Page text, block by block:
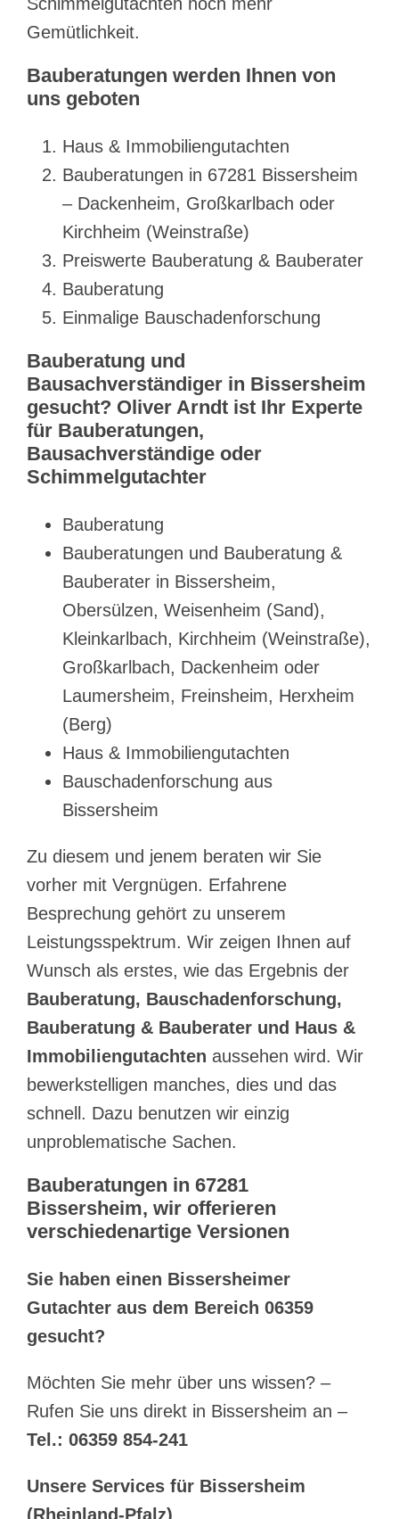
Gemütlichkeit.
Bauberatungen werden Ihnen von
uns geboten
Haus & Immobiliengutachten
Bauberatungen in 67281 Bissersheim
– Dackenheim, Großkarlbach oder
Kirchheim (Weinstraße)
Preiswerte Bauberatung & Bauberater
Bauberatung
Einmalige Bauschadenforschung
Bauberatung und
Bausachverständiger in Bissersheim
gesucht? Oliver Arndt ist Ihr Experte
für Bauberatungen,
Bausachverständige oder
Schimmelgutachter
Bauberatung
Bauberatungen und Bauberatung &
Bauberater in Bissersheim,
Obersülzen, Weisenheim (Sand),
Kleinkarlbach, Kirchheim (Weinstraße),
Großkarlbach, Dackenheim oder
Laumersheim, Freinsheim, Herxheim
(Berg)
Haus & Immobiliengutachten
Bauschadenforschung aus
Bissersheim
Zu diesem und jenem beraten wir Sie
vorher mit Vergnügen. Erfahrene
Besprechung gehört zu unserem
Leistungsspektrum. Wir zeigen Ihnen auf
Wunsch als erstes, wie das Ergebnis der
Bauberatung, Bauschadenforschung,
Bauberatung & Bauberater und Haus &
Immobiliengutachten aussehen wird. Wir
bewerkstelligen manches, dies und das
schnell. Dazu benutzen wir einzig
unproblematische Sachen.
Bauberatungen in 67281
Bissersheim, wir offerieren
verschiedenartige Versionen
Sie haben einen Bissersheimer
Gutachter aus dem Bereich 06359
gesucht?
Möchten Sie mehr über uns wissen? –
Rufen Sie uns direkt in Bissersheim an –
Tel.: 06359 854-241
Unsere Services für Bissersheim
(Rheinland-Pfalz)